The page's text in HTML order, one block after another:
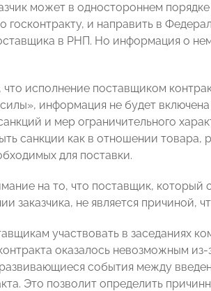
может в одностороннем
госконтракту, и направить в
в РНП. Но информация о
исполнение поставщиком
информация не будет
и мер ограничительного
санкции как в отношении товара,
для поставки.
на то, что поставщик, который
заказчика, не является причиной,
участвовать в заседаниях
оказалось невозможным
события между
Это позволит определить